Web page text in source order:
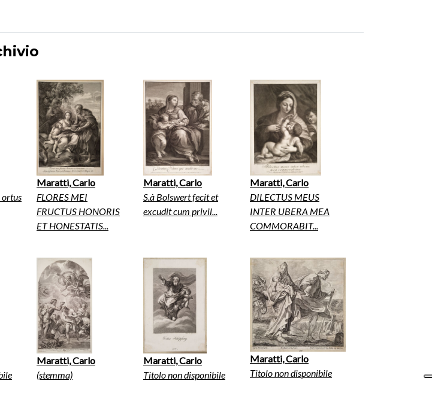
ortus
Maratti, Carlo
FLORES MEI
FRUCTUS HONORIS
ET HONESTATIS...
Maratti, Carlo
S.à Bolswert fecit et
excudit cum privil...
Maratti, Carlo
DILECTUS MEUS
INTER UBERA MEA
COMMORABIT...
Maratti, Carlo
(stemma)
Maratti, Carlo
Titolo non disponibile
Maratti, Carlo
Titolo non disponibile